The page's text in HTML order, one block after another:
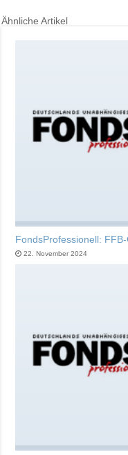
Ähnliche Artikel
FondsProfessionell:
22. November 2024